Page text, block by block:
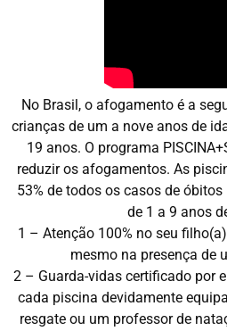
No Brasil, o afogamento é a
crianças de um a nove anos de
19 anos. O programa
reduzir os afogamentos. As
53% de todos os casos de
de 1 a 9 anos
1 – Atenção 100% no seu
mesmo na presença de
2 – Guarda-vidas certificado por
cada piscina devidamente
resgate ou um professor de